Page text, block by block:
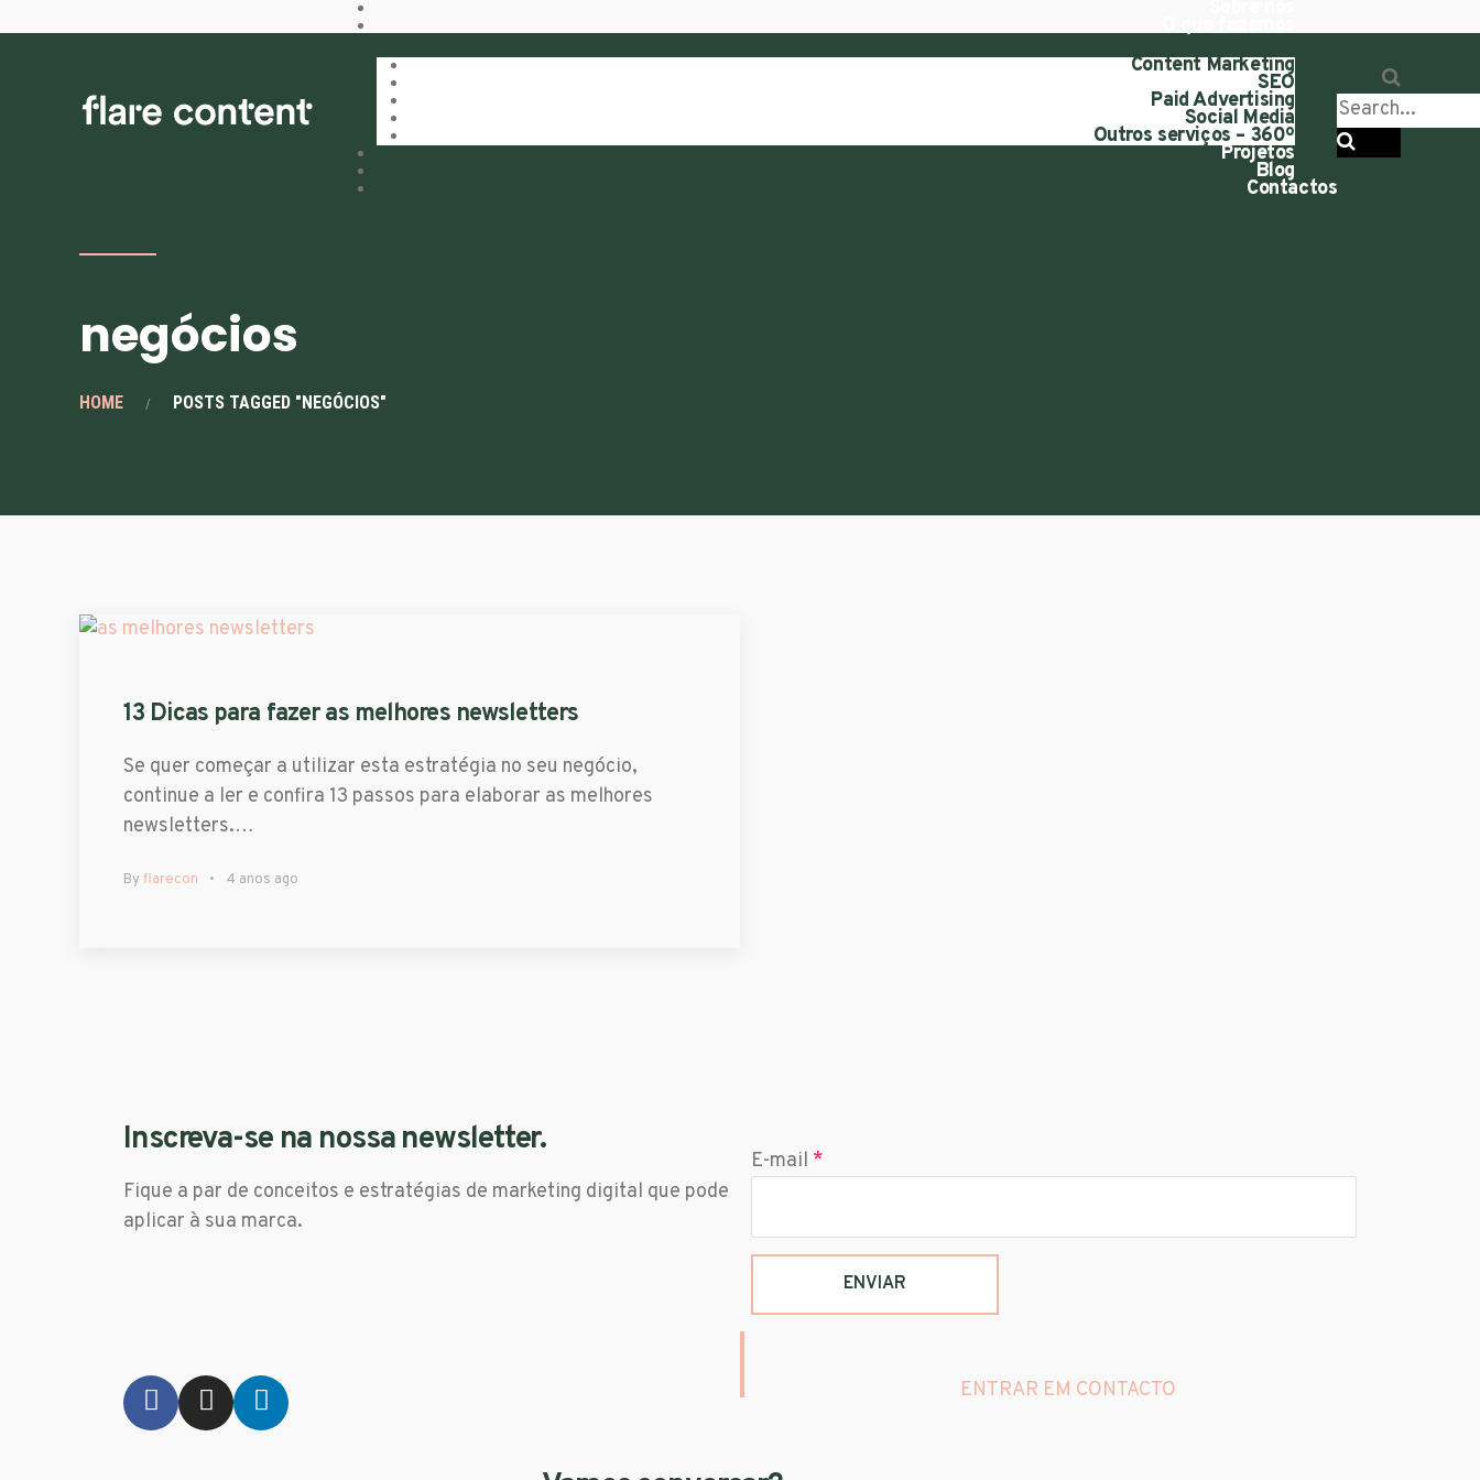
Content Marketing
SEO
Paid Advertising
Social Media
Outros serviços – 360º
Projetos
Blog
Contactos
negócios
HOME POSTS TAGGED "NEGÓCIOS"
13 Dicas para fazer as melhores newsletters
Se quer começar a utilizar esta estratégia no seu negócio,
continue a ler e confira 13 passos para elaborar as melhores
newsletters.…
By flarecon 4 anos ago
Inscreva-se na nossa newsletter.
Fique a par de conceitos e estratégias de marketing digital que pode
aplicar à sua marca.
E-mail *
ENTRAR EM CONTACTO